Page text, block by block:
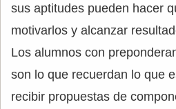
sus aptitudes pueden hacer
motivarlos y alcanzar
Los alumnos con
son lo que recuerdan lo que
recibir propuestas de